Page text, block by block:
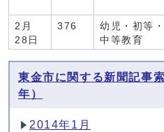
2月
28日
376
幼児・初等・
中等教育
東金市に関する新聞記
年）
2014年1月